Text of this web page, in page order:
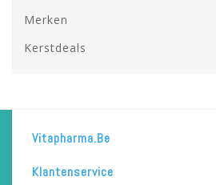
Merken
Kerstdeals
Vitapharma.be
Klantenservice